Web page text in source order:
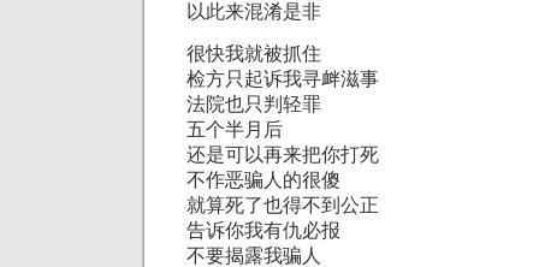
以此来混淆是非
很快我就被抓住
检方只起诉我寻衅滋事
法院也只判轻罪
五个半月后
还是可以再来把你打死
不作恶骗人的很傻
就算死了也得不到公正
告诉你我有仇必报
不要揭露我骗人